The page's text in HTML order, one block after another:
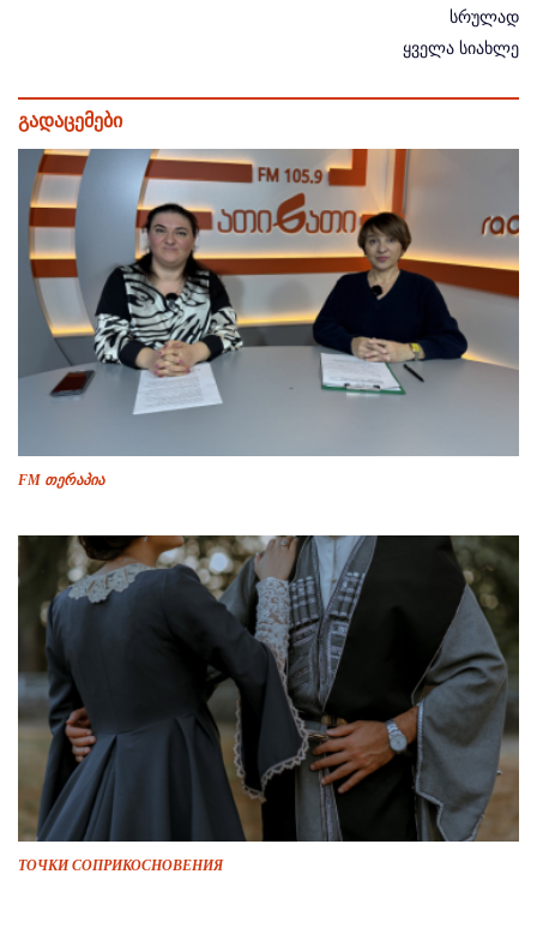
სრულად
ყველა სიახლე
გადაცემები
FM თერაპია
ТОЧКИ СОПРИКОСНОВЕНИЯ